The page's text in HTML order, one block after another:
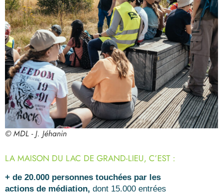
© MDL - J. Jéhanin
LA MAISON DU LAC DE GRAND-LIEU, C’EST :
+ de 20.000 personnes touchées par les
actions de médiation, dont 15.000 entrées